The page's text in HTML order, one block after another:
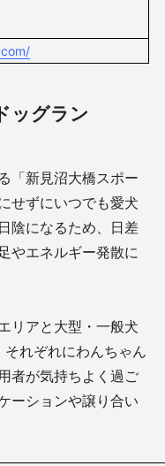
ッグラン
「新見沼大橋スポー
せずにいつでも愛犬
陰になるため、日差
やエネルギー発散に
リアと大型・一般犬
れぞれにわんちゃん
者が気持ちよく過ご
ーションや譲り合い